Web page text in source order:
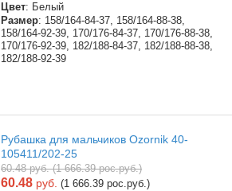
Цвет: Белый
Размер: 158/164-84-37, 158/164-88-38,
158/164-92-39, 170/176-84-37, 170/176-88-38,
170/176-92-39, 182/188-84-37, 182/188-88-38,
182/188-92-39
Рубашка для мальчиков Ozornik 40-
105411/202-25
60.48 руб. (1 666.39 рос.руб.)
60.48 руб. (1 666.39 рос.руб.)